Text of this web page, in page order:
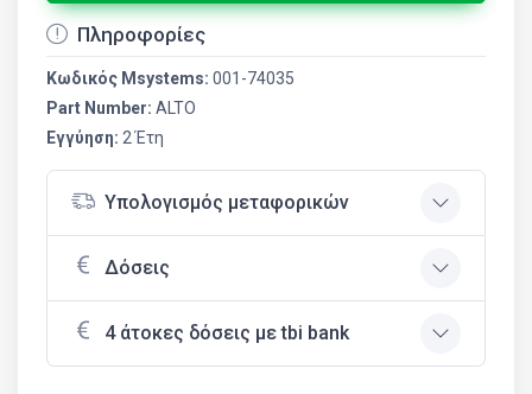
Πληροφορίες
Κωδικός Msystems: 001-74035
Part Number: ALTO
Εγγύηση: 2 Έτη
Υπολογισμός μεταφορικών
Δόσεις
4 άτοκες δόσεις με tbi bank